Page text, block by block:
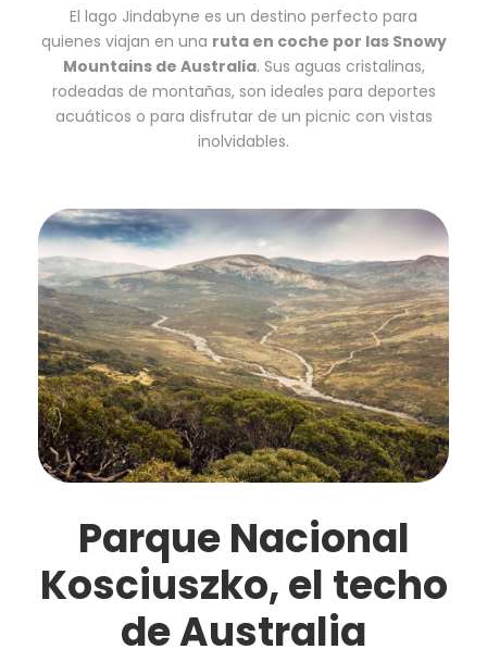
El lago Jindabyne es un destino perfecto para
quienes viajan en una ruta en coche por las Snowy
Mountains de Australia. Sus aguas cristalinas,
rodeadas de montañas, son ideales para deportes
acuáticos o para disfrutar de un picnic con vistas
inolvidables.
Parque Nacional
Kosciuszko, el techo
de Australia